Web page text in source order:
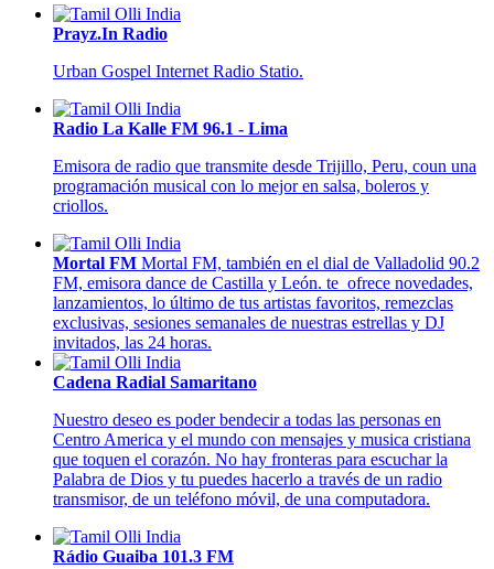
Prayz.In Radio
Urban Gospel Internet Radio Statio.
Radio La Kalle FM 96.1 - Lima
Emisora de radio que transmite desde Trijillo, Peru, coun una
programación musical con lo mejor en salsa, boleros y
criollos.
Mortal FM Mortal FM, también en el dial de Valladolid 90.2
FM, emisora dance de Castilla y León. te ofrece novedades,
lanzamientos, lo último de tus artistas favoritos, remezclas
exclusivas, sesiones semanales de nuestras estrellas y DJ
invitados, las 24 horas.
Cadena Radial Samaritano
Nuestro deseo es poder bendecir a todas las personas en
Centro America y el mundo con mensajes y musica cristiana
que toquen el corazón. No hay fronteras para escuchar la
Palabra de Dios y tu puedes hacerlo a través de un radio
transmisor, de un teléfono móvil, de una computadora.
Rádio Guaiba 101.3 FM